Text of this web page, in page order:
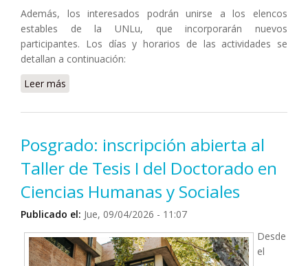
​Además, los interesados podrán unirse a los elencos
estables de la UNLu, que incorporarán nuevos
participantes. Los días y horarios de las actividades se
detallan a continuación:
Leer más
Posgrado: inscripción abierta al
Taller de Tesis I del Doctorado en
Ciencias Humanas y Sociales
Publicado el: Jue, 09/04/2026 - 11:07
Desde
el